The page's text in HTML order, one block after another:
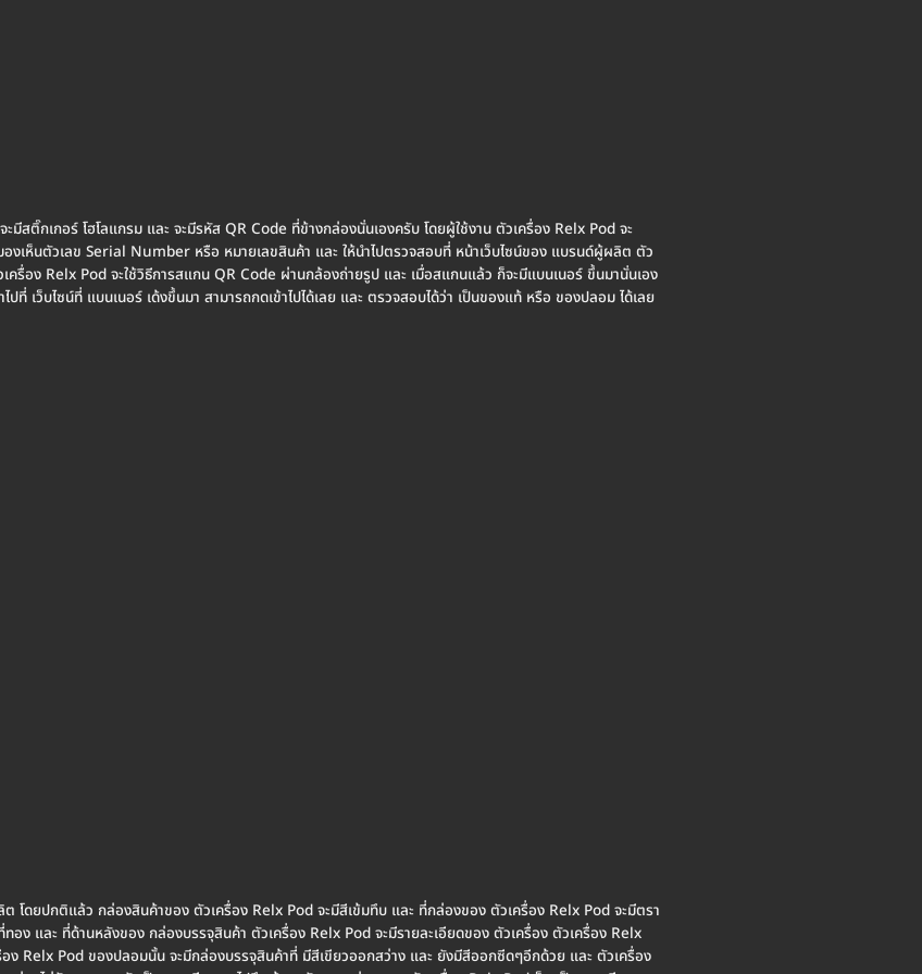
สติ๊กเกอร์ โฮโลแกรม และ จะมีรหัส QR Code ที่ข้างกล่องนั่นเองครับ โดยผู้ใช้งาน ตัวเครื่อง Relx Pod จะ
องเห็นตัวเลข Serial Number หรือ หมายเลขสินค้า และ ให้นำไปตรวจสอบที่ หน้าเว็บไซน์ของ แบรนด์ผู้ผลิต ตัว
ครื่อง Relx Pod จะใช้วิธีการสแกน QR Code ผ่านกล้องถ่ายรูป และ เมื่อสแกนแล้ว ก็จะมีแบนเนอร์ ขึ้นมานั่นเอง
ที่ เว็บไซน์ที่ แบนเนอร์ เด้งขึ้นมา สามารถกดเข้าไปได้เลย และ ตรวจสอบได้ว่า เป็นของแท้ หรือ ของปลอม ได้เลย
โดยปกติแล้ว กล่องสินค้าของ ตัวเครื่อง Relx Pod จะมีสีเข้มทึบ และ ที่กล่องของ ตัวเครื่อง Relx Pod จะมีตรา
และ ที่ด้านหลังของ กล่องบรรจุสินค้า ตัวเครื่อง Relx Pod จะมีรายละเอียดของ ตัวเครื่อง ตัวเครื่อง Relx
ง Relx Pod ของปลอมนั้น จะมีกล่องบรรจุสินค้าที่ มีสีเขียวออกสว่าง และ ยังมีสีออกซีดๆอีกด้วย และ ตัวเครื่อง